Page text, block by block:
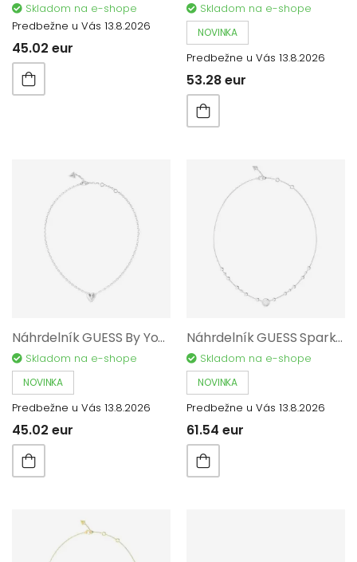
Skladom na e-shope
Predbežne u Vás 13.8.2026
45.02 eur
Skladom na e-shope
NOVINKA
Predbežne u Vás 13.8.2026
53.28 eur
Náhrdelník GUESS By Your Side JUBN06087JWRHT/U
Skladom na e-shope
NOVINKA
Predbežne u Vás 13.8.2026
45.02 eur
Náhrdelník GUESS Sparks JUBN06283JWRHT/U
Skladom na e-shope
NOVINKA
Predbežne u Vás 13.8.2026
61.54 eur